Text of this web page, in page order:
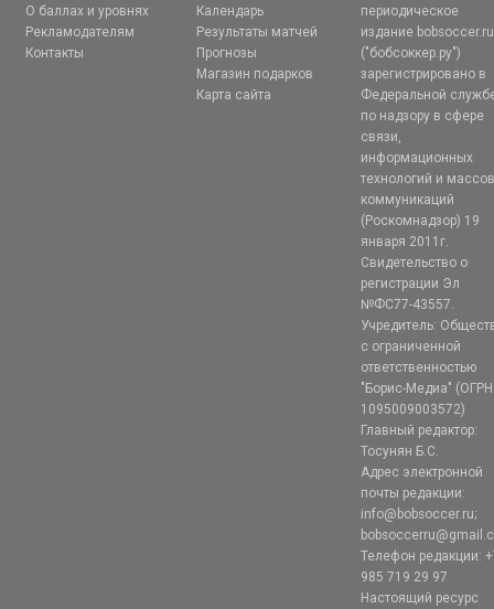
О баллах и уровнях
Рекламодателям
Контакты
Календарь
Результаты матчей
Прогнозы
Магазин подарков
Карта сайта
периодическое
издание bobsoccer.ru
("бобсоккер.ру")
зарегистрировано в
Федеральной
по надзору в сфере
связи,
информационных
технологий и
коммуникаций
(Роскомнадзор) 19
января 2011г.
Свидетельство о
регистрации Эл
№ФС77-43557.
Учредитель:
с ограниченной
ответственностью
"Борис-Медиа" (ОГРН
1095009003572)
Главный редактор:
Тосунян Б.С.
Адрес электронной
почты редакции:
info@bobsoccer.ru;
Телефон редакции:
985 719 29 97
Настоящий ресурс